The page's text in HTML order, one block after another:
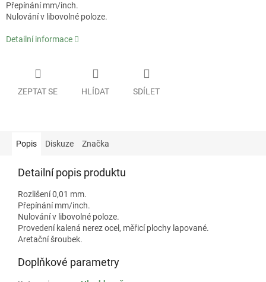
Přepínání mm/inch.
Nulování v libovolné poloze.
Detailní informace
ZEPTAT SE HLÍDAT SDÍLET
Popis Diskuze Značka
Detailní popis produktu
Rozlišení 0,01 mm.
Přepínání mm/inch.
Nulování v libovolné poloze.
Provedení kalená nerez ocel, měřicí plochy lapované.
Aretační šroubek.
Doplňkové parametry